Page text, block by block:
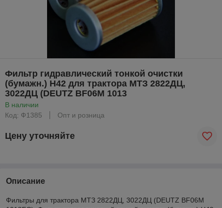
Фильтр гидравлический тонкой очистки
(бумажн.) H42 для трактора МТЗ 2822ДЦ,
3022ДЦ (DEUTZ BF06M 1013
В наличии
Код: Ф1385
Опт и розница
Цену уточняйте
Описание
Фильтры для трактора МТЗ 2822ДЦ, 3022ДЦ (DEUTZ BF06M